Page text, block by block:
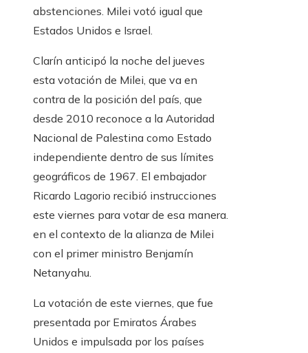
abstenciones. Milei votó igual que
Estados Unidos e Israel.
Clarín anticipó la noche del jueves
esta votación de Milei, que va en
contra de la posición del país, que
desde 2010 reconoce a la Autoridad
Nacional de Palestina como Estado
independiente dentro de sus límites
geográficos de 1967. El embajador
Ricardo Lagorio recibió instrucciones
este viernes para votar de esa manera.
en el contexto de la alianza de Milei
con el primer ministro Benjamín
Netanyahu.
La votación de este viernes, que fue
presentada por Emiratos Árabes
Unidos e impulsada por los países